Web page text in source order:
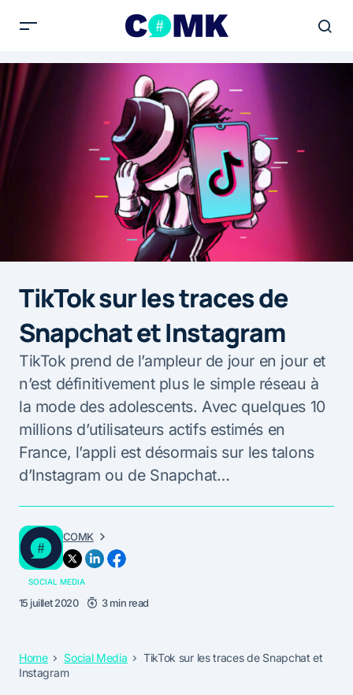
TikTok sur les traces de
Snapchat et Instagram
TikTok prend de l’ampleur de jour en jour et
n’est définitivement plus le simple réseau à
la mode des adolescents. Avec quelques 10
millions d’utilisateurs actifs estimés en
France, l’appli est désormais sur les talons
d’Instagram ou de Snapchat…
COMK
SOCIAL MEDIA
15 juillet 2020 3 min read
Home Social Media
TikTok sur les traces de Snapchat et
Instagram